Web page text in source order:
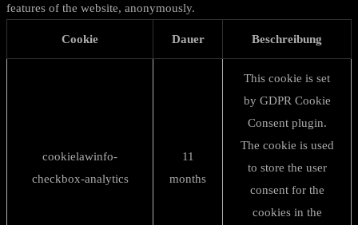
features of the website, anonymously.
Cookie Dauer Beschreibung
cookielawinfo-
checkbox-analytics
11
months
This cookie is set
by GDPR Cookie
Consent plugin.
The cookie is used
to store the user
consent for the
cookies in the